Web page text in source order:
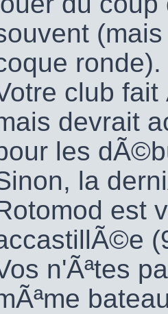
ronde).
club
devrait
les
la
est
n'Ãªtes